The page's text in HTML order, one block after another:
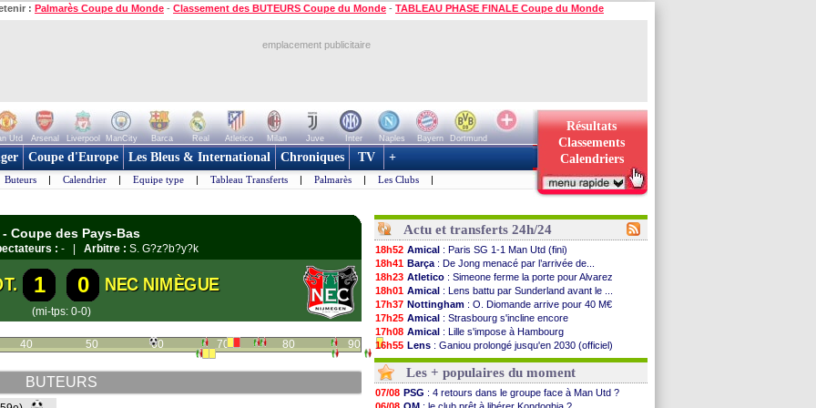
: Palmarès Coupe du Monde - Classement des BUTEURS Coupe du Monde - TABLEAU PHASE FINALE Coupe du Monde
emplacement publicitaire
Utd Arsenal Liverpool ManCity Barca Real Atletico Milan Juve Inter Naples Bayern
Dortmund
Résultats
Classements
Calendriers
Coupe d'Europe Les Bleus & International Chroniques TV +
Buteurs | Calendrier | Equipe type | Tableau Transferts | Palmarès | Les Clubs |
- Coupe des Pays-Bas
: - | Arbitre : S. G?z?b?y?k
1 0 NEC NIMÈGUE
(mi-tps: 0-0)
40 50 60 70 80 90
BUTEURS
Actu et transferts 24h/24
18h52 Amical : Paris SG 1-1 Man Utd (fini)
18h41 Barça : De Jong menacé par l’arrivée de...
18h23 Atletico : Simeone ferme la porte pour Alvarez
18h01 Amical : Lens battu par Sunderland avant le ...
17h37 Nottingham : O. Diomande arrive pour 40 M€
17h25 Amical : Strasbourg s'incline encore
17h08 Amical : Lille s'impose à Hambourg
16h55 Lens : Ganiou prolongé jusqu'en 2030 (officiel)
16h31 OM: le PSG, les précisions de Benatia
16h11
Amical : Paris SG-Man Utd, les compos
16h06 Amical: Chelsea corrige l'AC Milan
15h48
Argentine: Messi perd son papa
Les + populaires du moment
07/08 PSG : 4 retours dans le groupe face à Man Utd ?